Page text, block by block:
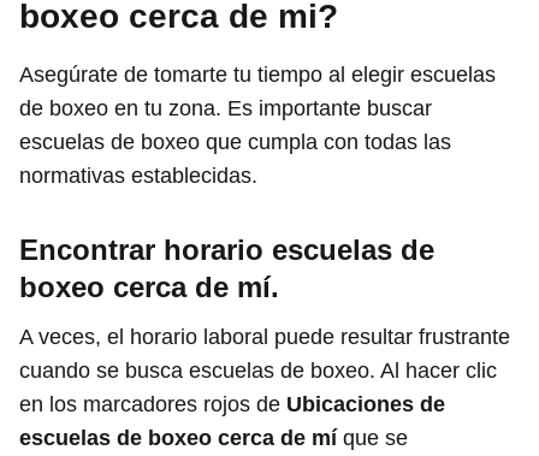
boxeo cerca de mi?
Asegúrate de tomarte tu tiempo al elegir escuelas
de boxeo en tu zona. Es importante buscar
escuelas de boxeo que cumpla con todas las
normativas establecidas.
Encontrar horario escuelas de
boxeo cerca de mí.
A veces, el horario laboral puede resultar frustrante
cuando se busca escuelas de boxeo. Al hacer clic
en los marcadores rojos de Ubicaciones de
escuelas de boxeo cerca de mí que se